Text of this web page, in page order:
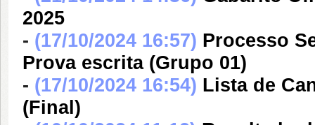
2025
- (17/10/2024 16:57) Processo
Prova escrita (Grupo 01)
- (17/10/2024 16:54) Lista de
(Final)